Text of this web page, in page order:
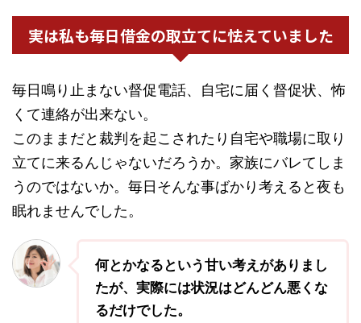
実は私も毎日借金の取立てに怯えていました
毎日鳴り止まない督促電話、自宅に届く督促状、怖
くて連絡が出来ない。
このままだと裁判を起こされたり自宅や職場に取り
立てに来るんじゃないだろうか。家族にバレてしま
うのではないか。毎日そんな事ばかり考えると夜も
眠れませんでした。
何とかなるという甘い考えがありまし
たが、実際には状況はどんどん悪くな
るだけでした。